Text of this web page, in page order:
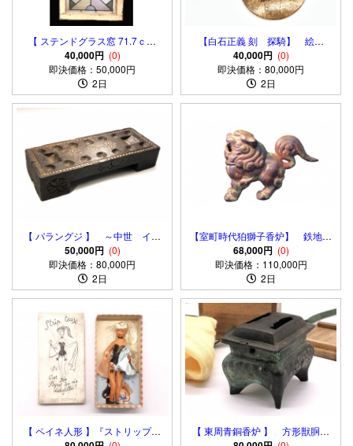
【 ステンドグラス窓 71.7ｃｍ
】 菊花尽し彫りアールデコ 大
正モダン
40,000円 (0)
即決価格：50,000円
2日
【白石正義 刻 探騎】 絵手
本 北斎漫画九編 真作
40,000円 (0)
即決価格：80,000円
2日
【 パラングジ 】 ～中世 イン
ド文化財 pallanguzhi マンカ
ラゲーム
50,000円 (0)
即決価格：80,000円
2日
【室町時代狛獅子香炉】 鉄地真
鍮鍍金 旧家所蔵品
68,000円 (0)
即決価格：110,000円
2日
【 ペイネ人形 】『ストリップテ
【 東周青銅香炉 】 方形獣胴四